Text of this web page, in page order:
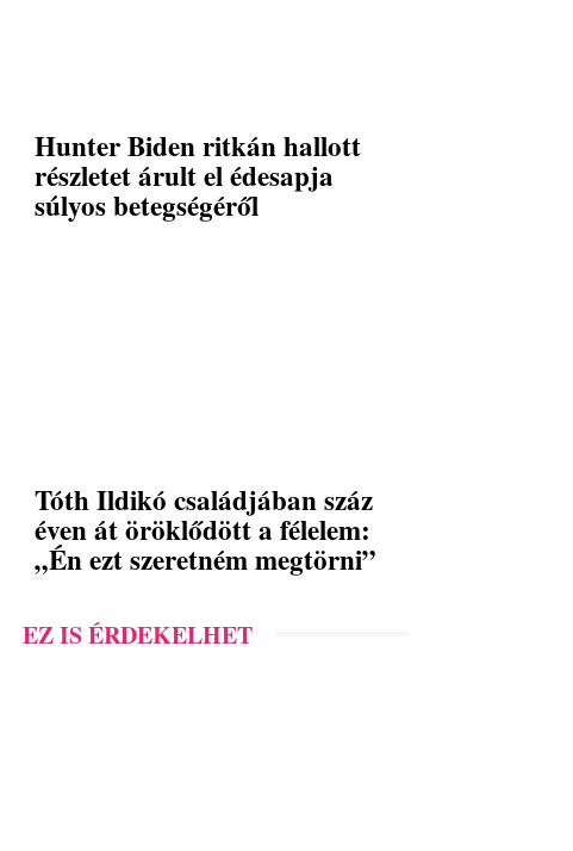
Hunter Biden ritkán hallott
részletet árult el édesapja
súlyos betegségéről
Tóth Ildikó családjában száz
éven át öröklődött a félelem:
„Én ezt szeretném megtörni”
EZ IS ÉRDEKELHET